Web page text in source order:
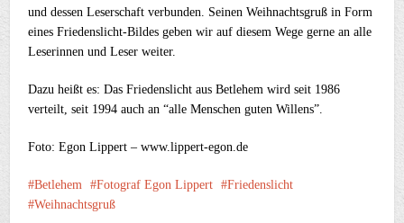
und dessen Leserschaft verbunden. Seinen Weihnachtsgruß in Form
eines Friedenslicht-Bildes geben wir auf diesem Wege gerne an alle
Leserinnen und Leser weiter.
Dazu heißt es: Das Friedenslicht aus Betlehem wird seit 1986
verteilt, seit 1994 auch an “alle Menschen guten Willens”.
Foto: Egon Lippert – www.lippert-egon.de
Betlehem Fotograf Egon Lippert
Friedenslicht
Weihnachtsgruß